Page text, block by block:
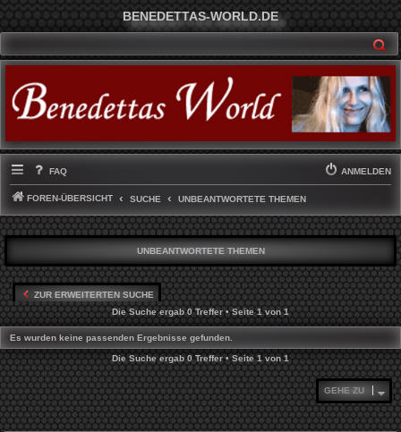
BENEDETTAS-WORLD.DE
FAQ ANMELDEN
FOREN-ÜBERSICHT SUCHE UNBEANTWORTETE THEMEN
UNBEANTWORTETE THEMEN
ZUR ERWEITERTEN SUCHE
Die Suche ergab 0 Treffer • Seite1von1
Es wurden keine passenden Ergebnisse gefunden.
Die Suche ergab 0 Treffer • Seite1von1
GEHE ZU